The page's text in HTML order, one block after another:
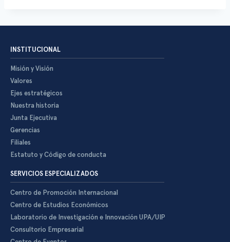
INSTITUCIONAL
Misión y Visión
Valores
Ejes estratégicos
Nuestra historia
Junta Ejecutiva
Gerencias
Filiales
Estatuto y Código de conducta
SERVICIOS ESPECIALIZADOS
Centro de Promoción Internacional
Centro de Estudios Económicos
Laboratorio de Investigación e Innovación UPA/UIP
Consultorio Empresarial